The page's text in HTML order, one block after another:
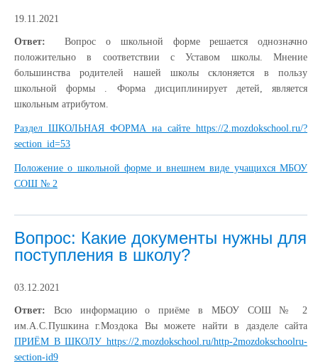
19.11.2021
Ответ:
Вопрос о школьной форме решается однозначно
положительно в соответствии с Уставом школы. Мнение
большинства родителей нашей школы склоняется в пользу
школьной формы . Форма дисциплинирует детей, является
школьным атрибутом.
Раздел ШКОЛЬНАЯ ФОРМА на сайте https://2.mozdokschool.ru/?
section_id=53
Положение о школьной форме и внешнем виде учащихся МБОУ
СОШ № 2
Вопрос: Какие документы нужны для
поступления в школу?
03.12.2021
Ответ: Всю информацию о приёме в МБОУ СОШ № 2
им.А.С.Пушкина г.Моздока Вы можете найти в дазделе сайта
ПРИЁМ В ШКОЛУ https://2.mozdokschool.ru/http-2mozdokschoolru-
section-id9